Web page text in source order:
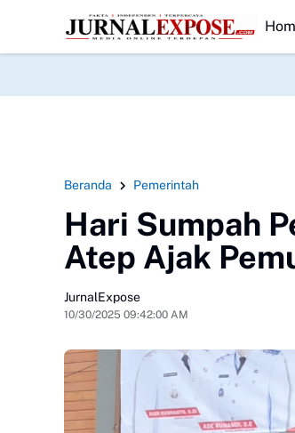
HEADLINE
SDN Keluhkan Menu MBG SukabumiPemdes
Beranda Pemerintah
Hari Sumpah
Atep Ajak
JurnalExpose
10/30/2025 09:42:00 AM